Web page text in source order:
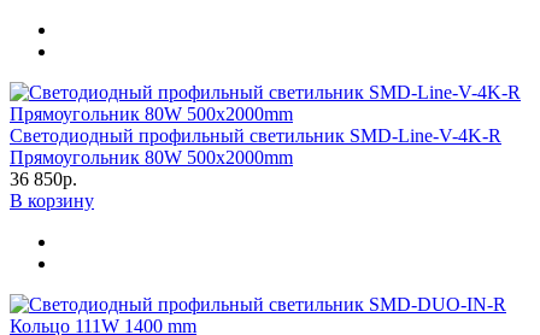
Светодиодный профильный светильник SMD-Line-V-4K-R
Прямоугольник 80W 500х2000mm
36 850р.
В корзину